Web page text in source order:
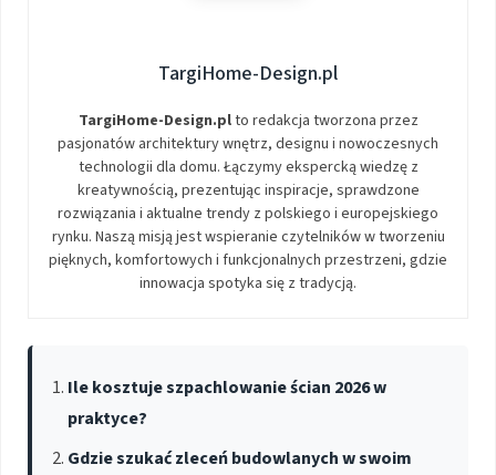
TargiHome-Design.pl
TargiHome-Design.plto redakcja tworzona przez
pasjonatów architektury wnętrz, designu i nowoczesnych
technologii dla domu. Łączymy ekspercką wiedzę z
kreatywnością, prezentując inspiracje, sprawdzone
rozwiązania i aktualne trendy z polskiego i europejskiego
rynku. Naszą misją jest wspieranie czytelników w tworzeniu
pięknych, komfortowych i funkcjonalnych przestrzeni, gdzie
innowacja spotyka się z tradycją.
Ile kosztuje szpachlowanie ścian 2026 w
praktyce?
Gdzie szukać zleceń budowlanych w swoim